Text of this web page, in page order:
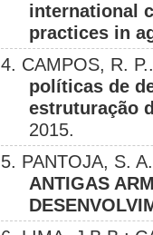
international
practices in
4. CAMPOS, R.
políticas de
estruturação
2015.
5. PANTOJA, S.
ANTIGAS